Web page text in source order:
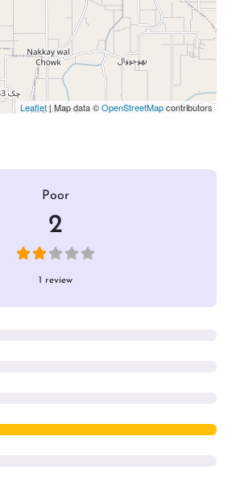
Leaflet| Map data ©OpenStreetMapcontributors
Poor
2
1 review